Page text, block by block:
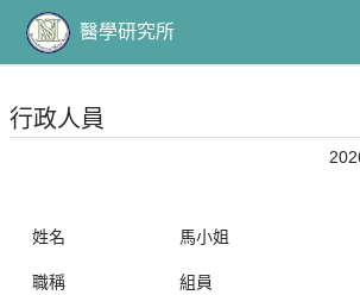
主
要
容
醫學研究所
行政人員
姓名 馬小姐
職稱 組員